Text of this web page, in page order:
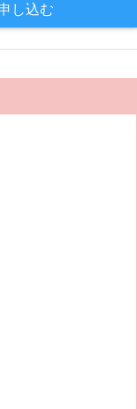
し込む